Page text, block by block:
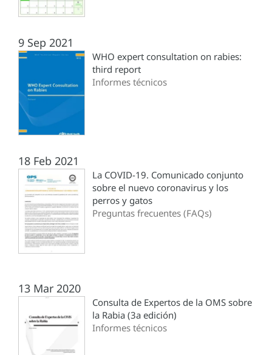
9 Sep 2021
WHO expert consultation on rabies:
third report
Informes técnicos
18 Feb 2021
La COVID-19. Comunicado conjunto
sobre el nuevo coronavirus y los
perros y gatos
Preguntas frecuentes (FAQs)
13 Mar 2020
Consulta de Expertos de la OMS sobre
la Rabia (3a edición)
Informes técnicos